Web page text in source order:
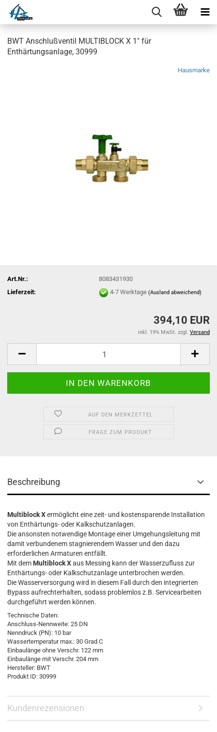
BWT Anschlußventil MULTIBLOCK X 1" für
Enthärtungsanlage, 30999
Hausmarke
Art.Nr.:
8083431930
Lieferzeit:
4-7 Werktage(Ausland abweichend)
394,10 EUR
inkl. 19% MwSt. zzgl. Versand
AUF DEN MERKZETTEL
FRAGE ZUM PRODUKT
Beschreibung
Multiblock Xermöglicht eine zeit- und kostensparende Installation
von Enthärtungs- oder Kalkschutzanlagen.
Die ansonsten notwendige Montage einer Umgehungsleitung mit
damit verbundenem stagnierendem Wasser und den dazu
erforderlichen Armaturen entfällt.
Mit dem Multiblock Xaus Messing kann der Wasserzufluss zur
Enthärtungs- oder Kalkschutzanlage unterbrochen werden.
Die Wasserversorgung wird in diesem Fall durch den integrierten
Bypass aufrechterhalten, sodass problemlos z.B. Servicearbeiten
durchgeführt werden können.
Technische Daten:
Anschluss-Nennweite: 25 DN
Nenndruck (PN): 10 bar
Wassertemperatur max.: 30 Grad C
Einbaulänge ohne Verschr. 122 mm
Einbaulänge mit Verschr. 204 mm
Hersteller: BWT
Produkt ID: 30999
Kundenrezensionen